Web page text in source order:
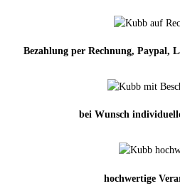
Bezahlung per Rechnung, Paypal,
bei Wunsch
hochwertige